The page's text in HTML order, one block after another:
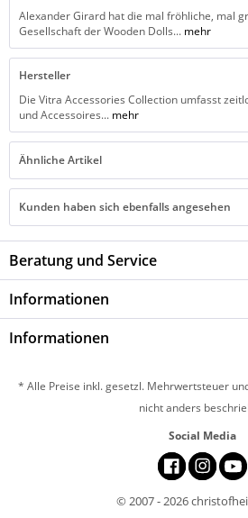
Alexander Girard hat die mal fröhliche, mal
Gesellschaft der Wooden Dolls... mehr
Hersteller
Die Vitra Accessories Collection umfasst
und Accessoires... mehr
Ähnliche Artikel
Kunden haben sich ebenfalls angesehen
Beratung und Service
Informationen
Informationen
* Alle Preise inkl. gesetzl. Mehrwertsteuer
nicht anders
Social Media
© 2007 - 2026